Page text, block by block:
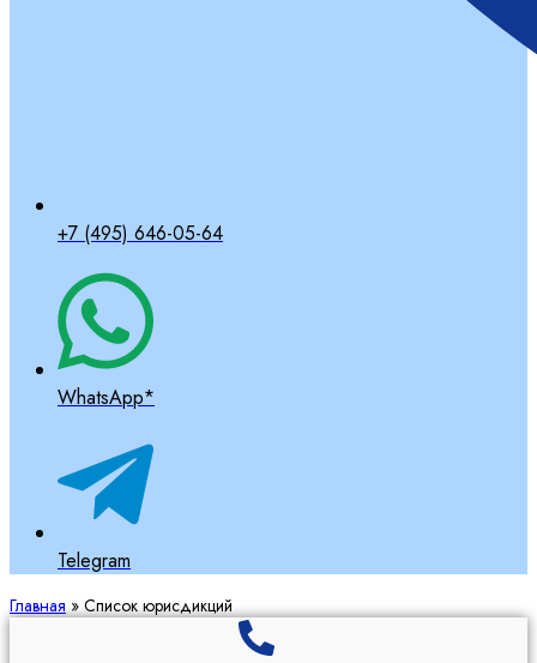
+7 (495) 646-05-64
WhatsApp*
Telegram
Главная»Список юрисдикций